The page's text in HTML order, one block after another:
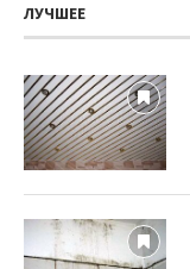
ЛУЧШЕЕ